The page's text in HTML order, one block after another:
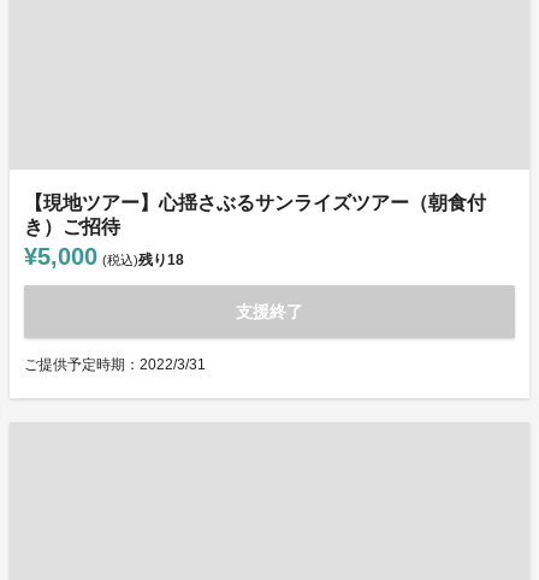
【現地ツアー】心揺さぶるサンライズツアー（朝食付
き）ご招待
¥5,000 (税込)残り18
支援終了
ご提供予定時期：2022/3/31